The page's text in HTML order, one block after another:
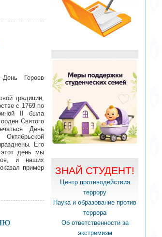
Героев
традиции,
с 1769 по
II была
Святого
День
.
Его
день мы
и наших
пример
ЗНАЙ СТУДЕНТ!
Центр противодействия
террору
Наука и образование против
террора
Об ответственности за
экстремизм